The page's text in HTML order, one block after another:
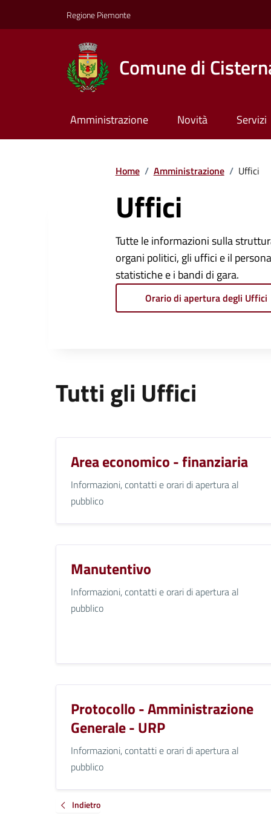
Regione Piemonte
Comune di
Amministrazione Novità Servizi
Home / Amministrazione / Uffici
Uffici
Tutte le informazioni sulla
organi politici, gli uffici e il
statistiche e i bandi di gara.
Orario di apertura degli Uffici
Tutti gli Uffici
Area economico - finanziaria
Informazioni, contatti e orari di apertura al
pubblico
Manutentivo
Informazioni, contatti e orari di apertura al
pubblico
Protocollo - Amministrazione
Generale - URP
Informazioni, contatti e orari di apertura al
pubblico
Indietro